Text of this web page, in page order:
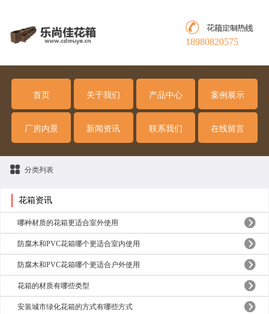
18980820575
首页 关于我们 产品中心 案例展示
厂房内景 新闻资讯 联系我们 在线留言
分类列表
花箱资讯
哪种材质的花箱更适合室外使用
防腐木和PVC花箱哪个更适合室内使用
防腐木和PVC花箱哪个更适合户外使用
花箱的材质有哪些类型
安装城市绿化花箱的方式有哪些方式